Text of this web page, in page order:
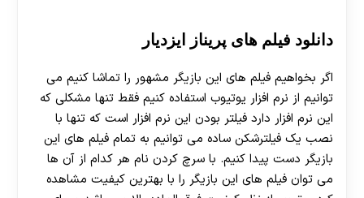
دانلود فیلم های پریناز ایزدیار
اگر بخواهیم فیلم های این بازیگر مشهور را تماشا کنیم می
توانیم از نرم افزار یوتیوب استفاده کنیم فقط تنها مشکلی که
این نرم افزار دارد فیلتر بودن این نرم افزار است که تنها با
نصب یک فیلترشکن ساده می توانیم به تمام فیلم های این
بازیگر دست پیدا کنیم. با سرچ کردن نام هر کدام از آن ها
می توان فیلم های این بازیگر را با بهترین کیفیت مشاهده